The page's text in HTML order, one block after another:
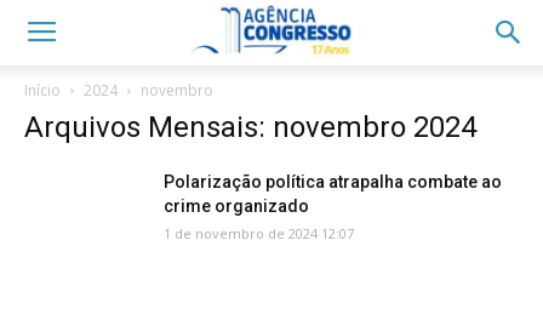
Início 2024 novembro
Arquivos Mensais: novembro 2024
Polarização política atrapalha combate ao
crime organizado
1 de novembro de 2024 12:07